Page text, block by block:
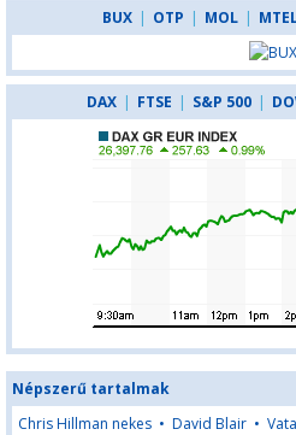
BUX | OTP | MOL |
DAX | FTSE | S&P 500 |
Népszerű tartalmak
Chris Hillman nekes • David Blair •